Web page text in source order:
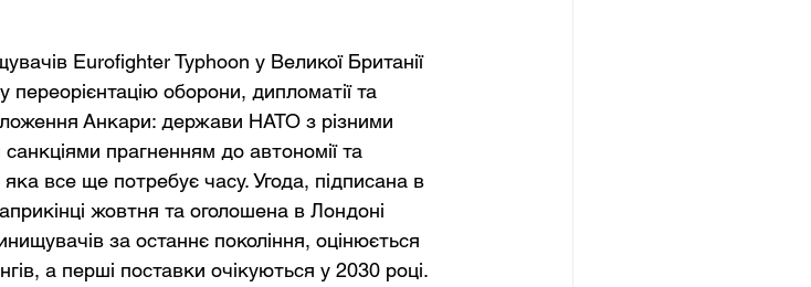
Eurofighter Typhoon у Великої Британії
оборони, дипломатії та
Анкари: держави НАТО з різними
прагненням до автономії та
все ще потребує часу. Угода, підписана в
жовтня та оголошена в Лондоні
за останнє покоління, оцінюється
а перші поставки очікуються у 2030 році.